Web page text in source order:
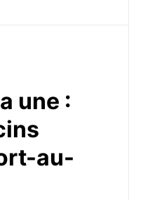
une :
au-